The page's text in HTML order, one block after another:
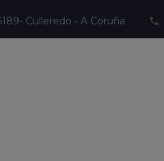
Culleredo - A Coruña